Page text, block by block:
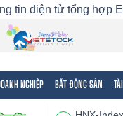
tin điện tử tổng hợp
NGHIỆP BẤT ĐỘNG SẢN
Ngành Mã